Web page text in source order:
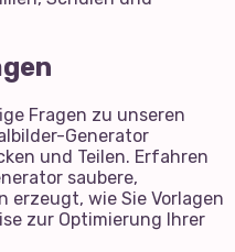
Fragen zu unseren
Generator
und Teilen. Erfahren
saubere,
wie Sie Vorlagen
zur Optimierung Ihrer